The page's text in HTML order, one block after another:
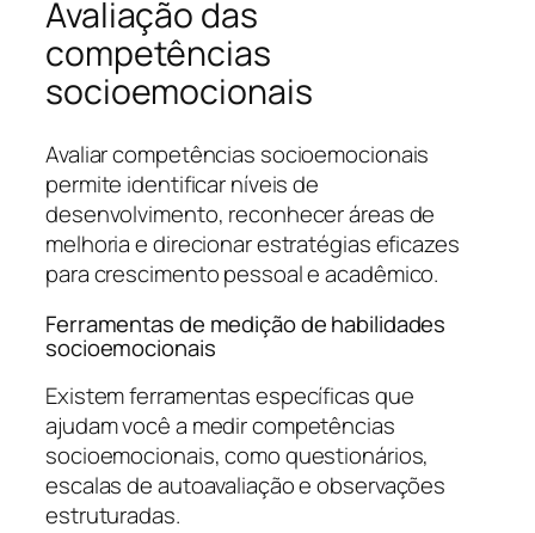
Avaliação das
competências
socioemocionais
Avaliar competências socioemocionais
permite identificar níveis de
desenvolvimento, reconhecer áreas de
melhoria e direcionar estratégias eficazes
para crescimento pessoal e acadêmico.
Ferramentas de medição de habilidades
socioemocionais
Existem ferramentas específicas que
ajudam você a medir competências
socioemocionais, como questionários,
escalas de autoavaliação e observações
estruturadas.